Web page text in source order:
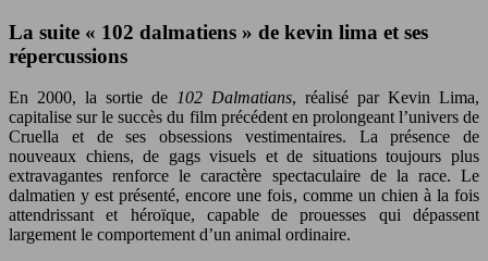
La suite « 102 dalmatiens » de kevin lima et ses
répercussions
En 2000, la sortie de 102 Dalmatians, réalisé par Kevin Lima,
capitalise sur le succès du film précédent en prolongeant l’univers de
Cruella et de ses obsessions vestimentaires. La présence de
nouveaux chiens, de gags visuels et de situations toujours plus
extravagantes renforce le caractère spectaculaire de la race. Le
dalmatien y est présenté, encore une fois, comme un chien à la fois
attendrissant et héroïque, capable de prouesses qui dépassent
largement le comportement d’un animal ordinaire.